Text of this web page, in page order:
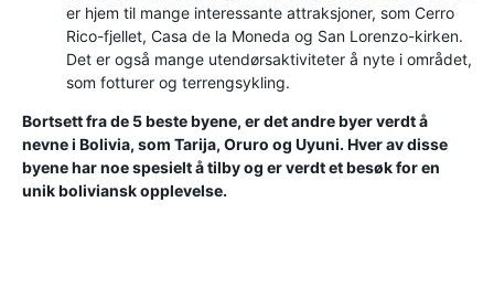
er hjem til mange interessante attraksjoner, som Cerro
Rico-fjellet, Casa de la Moneda og San Lorenzo-kirken.
Det er også mange utendørsaktiviteter å nyte i området,
som fotturer og terrengsykling.
Bortsett fra de 5 beste byene, er det andre byer verdt å
nevne i Bolivia, som Tarija, Oruro og Uyuni. Hver av disse
byene har noe spesielt å tilby og er verdt et besøk for en
unik boliviansk opplevelse.